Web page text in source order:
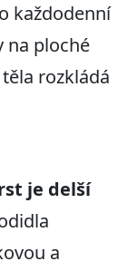
každodenní
na ploché
rozkládá
je delší
a